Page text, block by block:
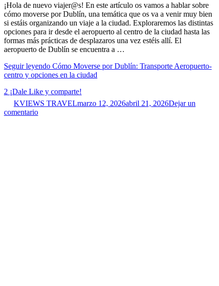
¡Hola de nuevo viajer@s! En este artículo os vamos a hablar sobre
cómo moverse por Dublín, una temática que os va a venir muy bien
si estáis organizando un viaje a la ciudad. Exploraremos las distintas
opciones para ir desde el aeropuerto al centro de la ciudad hasta las
formas más prácticas de desplazaros una vez estéis allí. El
aeropuerto de Dublín se encuentra a …
Seguir leyendo Cómo Moverse por Dublín: Transporte Aeropuerto-
centro y opciones en la ciudad
2 ¡Dale Like y comparte!
KVIEWS TRAVELmarzo 12, 2026abril 21, 2026Dejar un
comentario